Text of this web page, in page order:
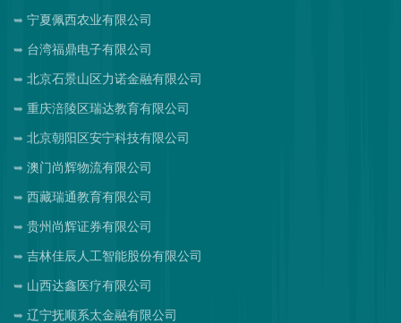
宁夏佩西农业有限公司
台湾福鼎电子有限公司
北京石景山区力诺金融有限公司
重庆涪陵区瑞达教育有限公司
北京朝阳区安宁科技有限公司
澳门尚辉物流有限公司
西藏瑞通教育有限公司
贵州尚辉证券有限公司
吉林佳辰人工智能股份有限公司
山西达鑫医疗有限公司
辽宁抚顺系太金融有限公司